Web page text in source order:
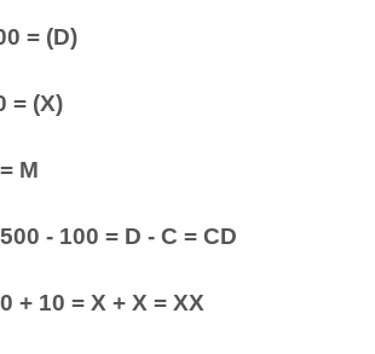
= (D)
= (X)
M
- 100 = D - C = CD
+ 10 = X + X = XX